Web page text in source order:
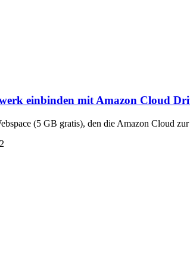
einbinden mit Amazon Cloud
(5 GB gratis), den die Amazon Cloud